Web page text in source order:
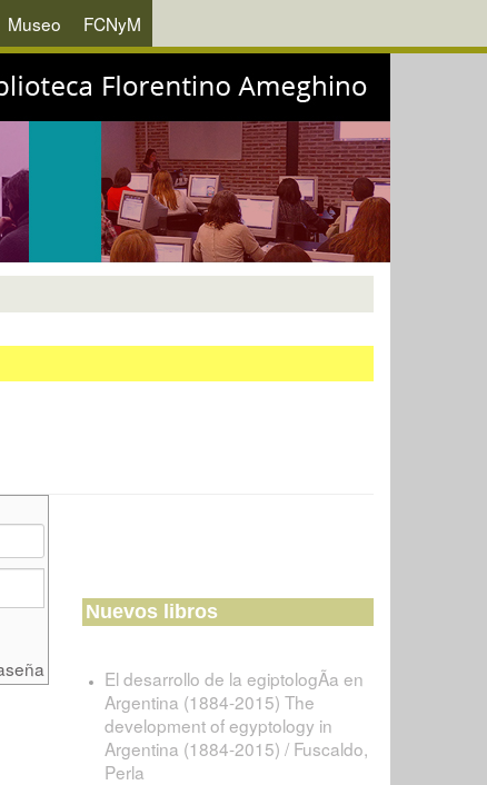
Museo FCNyM
Nuevos libros
El desarrollo de la egiptologÃ­a en
Argentina (1884-2015) The
development of egyptology in
Argentina (1884-2015) / Fuscaldo,
Perla